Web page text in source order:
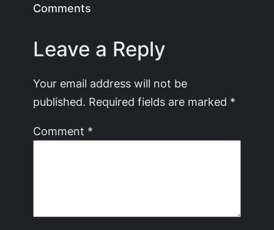
Comments
Leave a Reply
Your email address will not be
published. Required fields are marked *
Comment *